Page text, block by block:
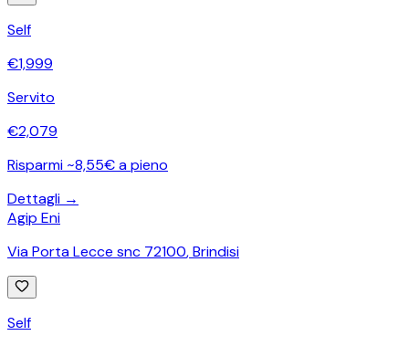
Self
€1,999
Servito
€2,079
Risparmi ~8,55€ a pieno
Dettagli →
Agip Eni
Via Porta Lecce snc 72100,Brindisi
Self